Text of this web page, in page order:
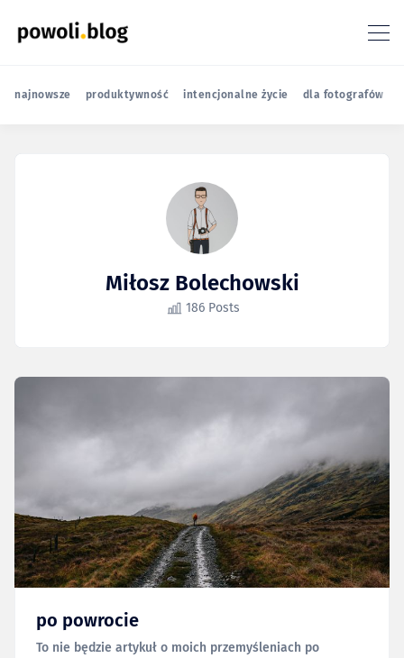
najnowsze produktywność intencjonalne życie dla fotografów
Miłosz Bolechowski
186 Posts
po powrocie
To nie będzie artykuł o moich przemyśleniach po